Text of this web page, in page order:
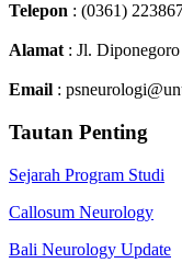
Telepon : (0361)
Alamat : Jl.
Email :
Tautan Penting
Sejarah Program Studi
Callosum Neurology
Bali Neurology Update